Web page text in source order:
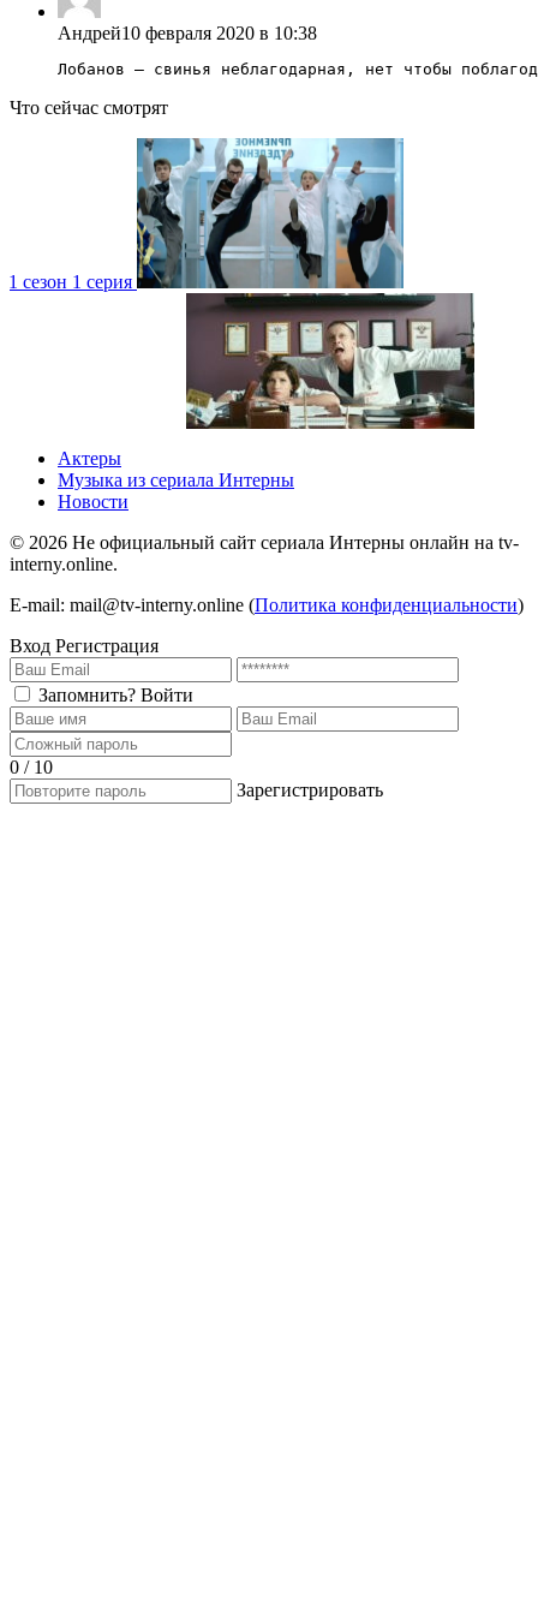
Андрей10 февраля 2020 в 10:38
Лобанов – свинья неблагодарная, нет чтобы
Что сейчас смотрят
1 сезон 1 серия
Актеры
Музыка из сериала Интерны
Новости
© 2026 Не официальный сайт сериала Интерны онлайн на tv-
interny.online.
E-mail: mail@tv-interny.online (Политика конфиденциальности)
Вход Регистрация
Запомнить? Войти
0 / 10
Зарегистрировать